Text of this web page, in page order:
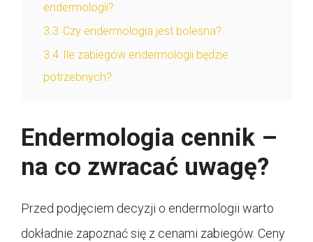
endermologii?
3.3 Czy endermologia jest bolesna?
3.4
Ile zabiegów endermologii będzie
potrzebnych?
Endermologia cennik –
na co zwracać uwagę?
Przed podjęciem decyzji o endermologii warto
dokładnie zapoznać się z cenami zabiegów. Ceny